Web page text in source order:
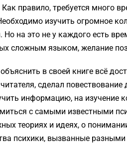
правило, требуется много
изучить огромное
Но на это не у каждого есть
сложным языком, желание
в своей книге всё
сделал
информацию, на изучение
с самыми известными
теориях и идеях, о
психики, вызванные